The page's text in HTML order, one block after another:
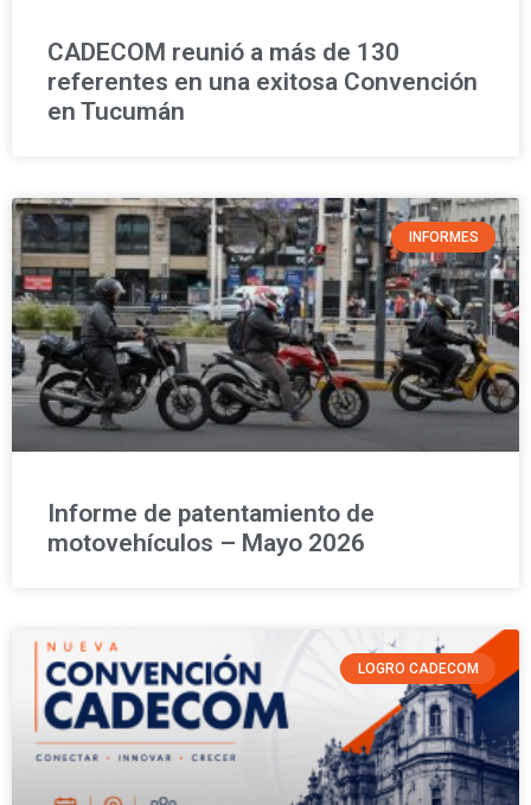
CADECOM reunió a más de 130
referentes en una exitosa Convención
en Tucumán
INFORMES
Informe de patentamiento de
motovehículos – Mayo 2026
LOGRO CADECOM